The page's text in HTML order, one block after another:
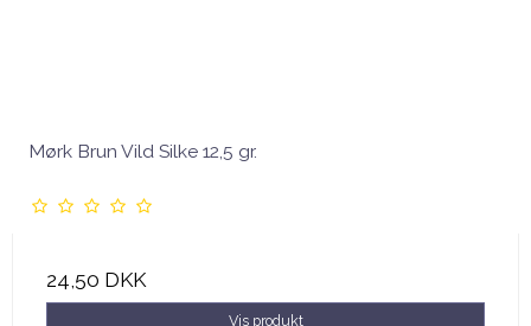
Mørk Brun Vild Silke 12,5 gr.
24,50 DKK
Vis produkt